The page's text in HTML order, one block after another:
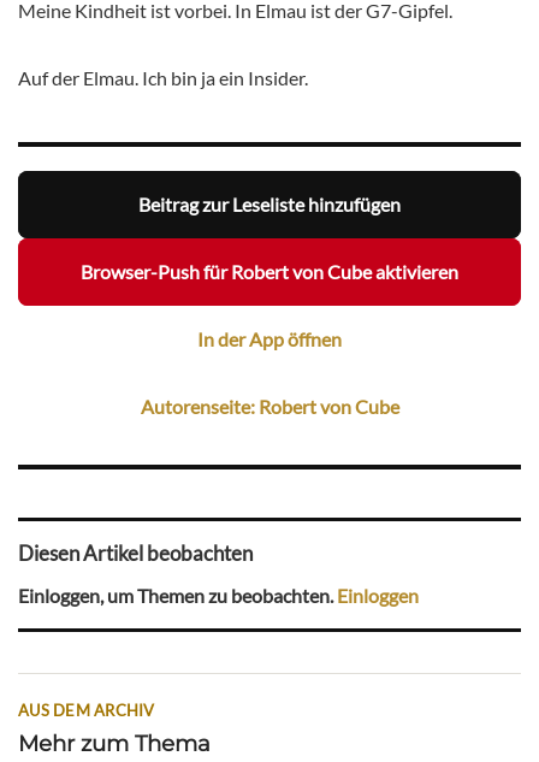
Meine Kindheit ist vorbei. In Elmau ist der G7-Gipfel.
Auf der Elmau. Ich bin ja ein Insider.
Beitrag zur Leseliste hinzufügen
Browser-Push für Robert von Cube aktivieren
In der App öffnen
Autorenseite: Robert von Cube
Diesen Artikel beobachten
Einloggen, um Themen zu beobachten.Einloggen
AUS DEM ARCHIV
Mehr zum Thema